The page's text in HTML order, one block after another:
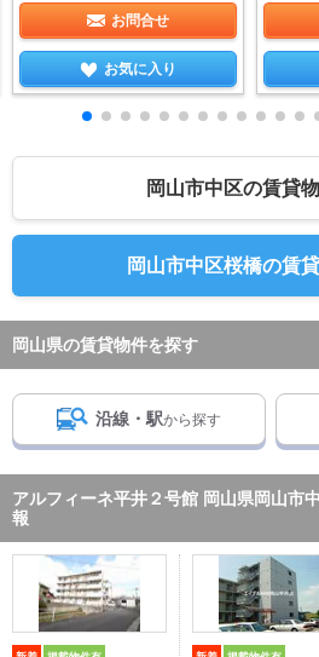
お問合せ
お気に入り
岡山市中区の賃貸
岡山市中区桜橋の賃
岡山県の賃貸物件を探す
沿線・駅から探す
アルフィーネ平井２号館 岡山県岡山市
報